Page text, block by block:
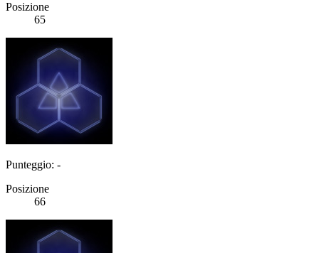
Posizione
65
Punteggio: -
Posizione
66